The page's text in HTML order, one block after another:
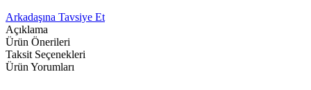
Arkadaşına Tavsiye Et
Açıklama
Ürün Önerileri
Taksit Seçenekleri
Ürün Yorumları